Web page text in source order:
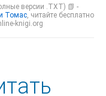
версии .TXT) 📗 -
Томас , читайте бесплатно
knigi.org